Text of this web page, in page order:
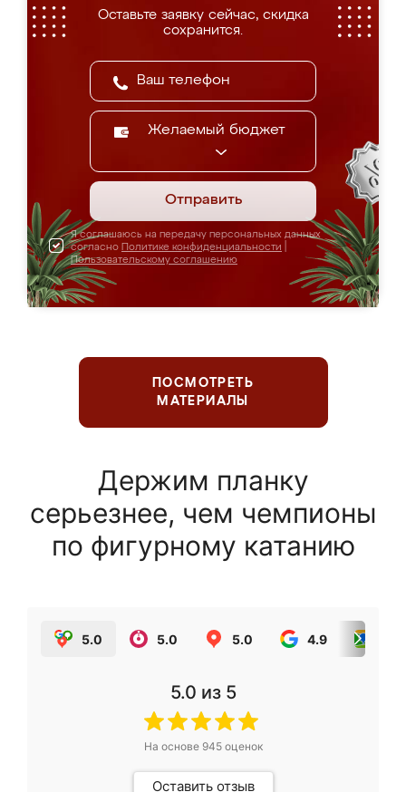
Оставьте заявку сейчас, скидка
сохранится.
Желаемый бюджет
Отправить
Я соглашаюсь на передачу персональных данных
согласно Политике конфиденциальности
Пользовательскому соглашению
ПОСМОТРЕТЬ
МАТЕРИАЛЫ
Держим планку
серьезнее, чем чемпионы
по фигурному катанию
5.0 5.0 5.0 4.9
5.0 из 5
На основе 945оценок
Оставить отзыв